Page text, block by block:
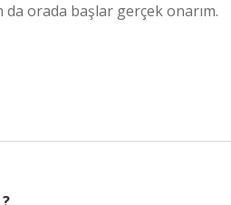
orada başlar gerçek onarım.